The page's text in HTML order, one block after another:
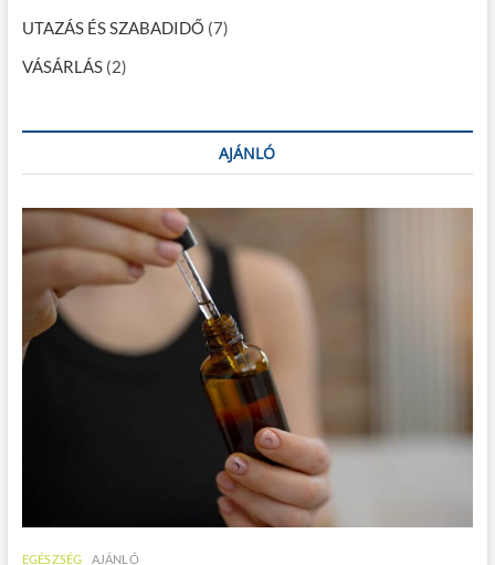
UTAZÁS ÉS SZABADIDŐ (7)
VÁSÁRLÁS(2)
AJÁNLÓ
EGÉSZSÉG AJÁNLÓ